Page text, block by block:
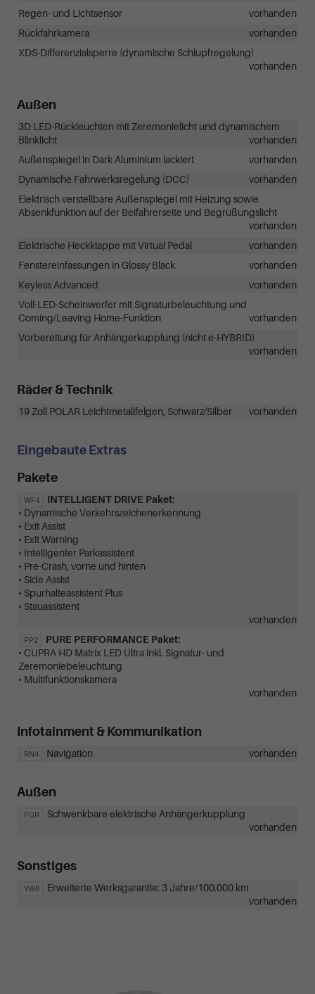
Regen- und Lichtsensor
vorhanden
Rückfahrkamera
vorhanden
XDS-Differenzialsperre (dynamische Schlupfregelung)
vorhanden
Außen
3D LED-Rückleuchten mit Zeremonielicht und dynamischem
Blinklicht
vorhanden
Außenspiegel in Dark Aluminium lackiert
vorhanden
Dynamische Fahrwerksregelung (DCC)
vorhanden
Elektrisch verstellbare Außenspiegel mit Heizung sowie
Absenkfunktion auf der Beifahrerseite und Begrüßungslicht
vorhanden
Elektrische Heckklappe mit Virtual Pedal
vorhanden
Fenstereinfassungen in Glossy Black
vorhanden
Keyless Advanced
vorhanden
Voll-LED-Scheinwerfer mit Signaturbeleuchtung und
Coming/Leaving Home-Funktion
vorhanden
Vorbereitung für Anhängerkupplung (nicht e-HYBRID)
vorhanden
Räder & Technik
19 Zoll POLAR Leichtmetallfelgen, Schwarz/Silber vorhanden
Eingebaute Extras
Pakete
WF4 INTELLIGENT DRIVE Paket:
• Dynamische Verkehrszeichenerkennung
• Exit Assist
• Exit Warning
• Intelligenter Parkassistent
• Pre-Crash, vorne und hinten
• Side Assist
• Spurhalteassistent Plus
• Stauassistent
vorhanden
PP2 PURE PERFORMANCE Paket:
• CUPRA HD Matrix LED Ultra inkl. Signatur- und
Zeremoniebeleuchtung
• Multifunktionskamera
vorhanden
Infotainment & Kommunikation
RN4 Navigation vorhanden
Außen
PGR
Schwenkbare elektrische Anhängerkupplung
vorhanden
Sonstiges
YW8
Erweiterte Werksgarantie: 3 Jahre/100.000 km
vorhanden